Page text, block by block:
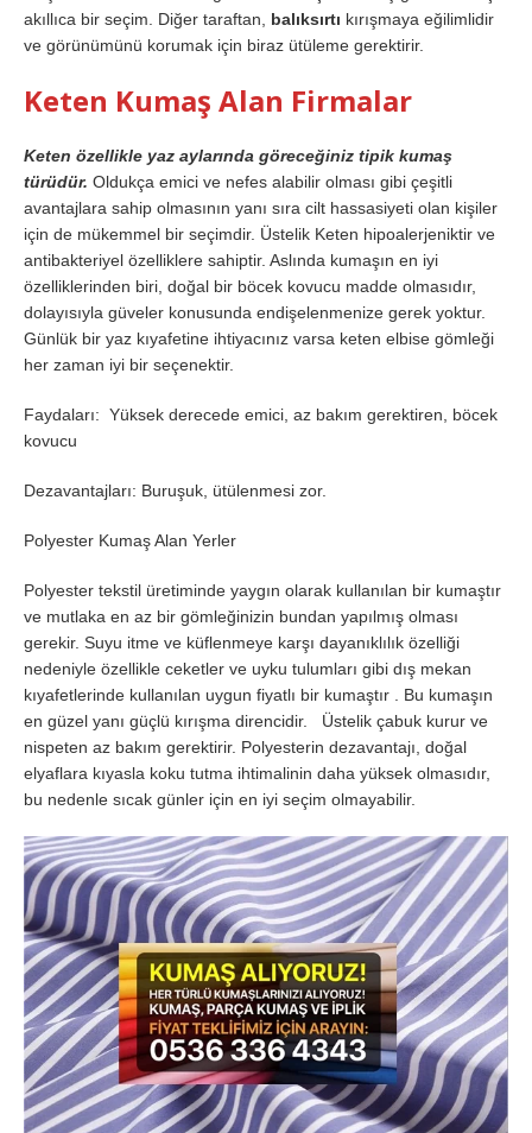
akıllıca bir seçim. Diğer taraftan, balıksırtı kırışmaya eğilimlidir
ve görünümünü korumak için biraz ütüleme gerektirir.
Keten Kumaş Alan Firmalar
Keten özellikle yaz aylarında göreceğiniz tipik kumaş
türüdür. Oldukça emici ve nefes alabilir olması gibi çeşitli
avantajlara sahip olmasının yanı sıra cilt hassasiyeti olan kişiler
için de mükemmel bir seçimdir. Üstelik Keten hipoalerjeniktir ve
antibakteriyel özelliklere sahiptir. Aslında kumaşın en iyi
özelliklerinden biri, doğal bir böcek kovucu madde olmasıdır,
dolayısıyla güveler konusunda endişelenmenize gerek yoktur.
Günlük bir yaz kıyafetine ihtiyacınız varsa keten elbise gömleği
her zaman iyi bir seçenektir.
Faydaları: Yüksek derecede emici, az bakım gerektiren, böcek
kovucu
Dezavantajları: Buruşuk, ütülenmesi zor.
Polyester Kumaş Alan Yerler
Polyester tekstil üretiminde yaygın olarak kullanılan bir kumaştır
ve mutlaka en az bir gömleğinizin bundan yapılmış olması
gerekir. Suyu itme ve küflenmeye karşı dayanıklılık özelliği
nedeniyle özellikle ceketler ve uyku tulumları gibi dış mekan
kıyafetlerinde kullanılan uygun fiyatlı bir kumaştır . Bu kumaşın
en güzel yanı güçlü kırışma direncidir. Üstelik çabuk kurur ve
nispeten az bakım gerektirir. Polyesterin dezavantajı, doğal
elyaflara kıyasla koku tutma ihtimalinin daha yüksek olmasıdır,
bu nedenle sıcak günler için en iyi seçim olmayabilir.